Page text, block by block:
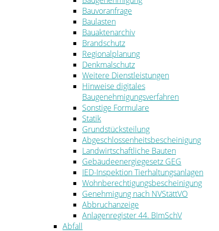
Bauvoranfrage
Baulasten
Bauaktenarchiv
Brandschutz
Regionalplanung
Denkmalschutz
Weitere Dienstleistungen
Hinweise digitales
Baugenehmigungsverfahren
Sonstige Formulare
Statik
Grundstücksteilung
Abgeschlossenheitsbescheinigung
Landwirtschaftliche Bauten
Gebäudeenergiegesetz GEG
IED-Inspektion Tierhaltungsanlagen
Wohnberechtigungsbescheinigung
Genehmigung nach NVStättVO
Abbruchanzeige
Anlagenregister 44. BImSchV
Abfall